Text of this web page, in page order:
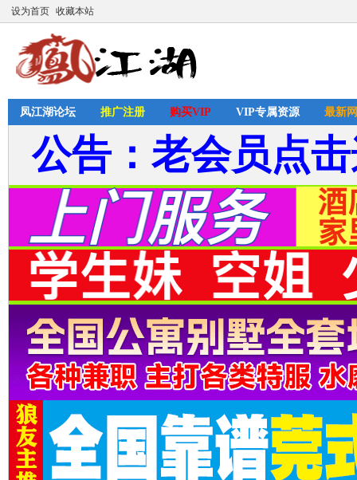
设为首页 收藏本站
凤江湖论坛 推广注册 购买VIP VIP专属资源 最新
公告：老会员点